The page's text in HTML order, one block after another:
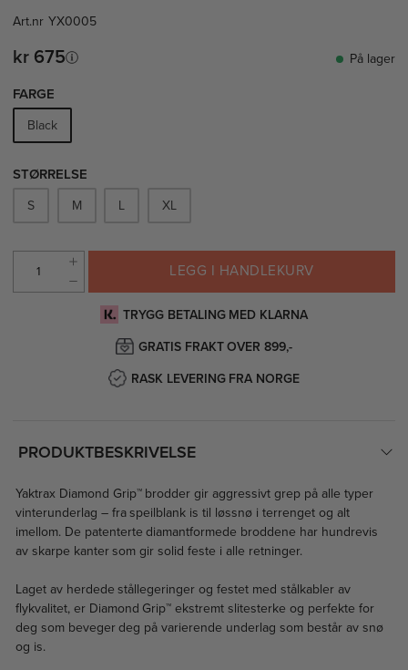
Art.nr YX0005
kr 675 På lager
FARGE
Black
STØRRELSE
S M L XL
LEGG I HANDLEKURV
TRYGG BETALING MED KLARNA
GRATIS FRAKT OVER 899,-
RASK LEVERING FRA NORGE
PRODUKTBESKRIVELSE
Yaktrax Diamond Grip™ brodder gir aggressivt grep på alle typer
vinterunderlag – fra speilblank is til løssnø i terrenget og alt
imellom. De patenterte diamantformede broddene har hundrevis
av skarpe kanter som gir solid feste i alle retninger.
Laget av herdede stållegeringer og festet med stålkabler av
flykvalitet, er Diamond Grip™ ekstremt slitesterke og perfekte for
deg som beveger deg på varierende underlag som består av snø
og is.